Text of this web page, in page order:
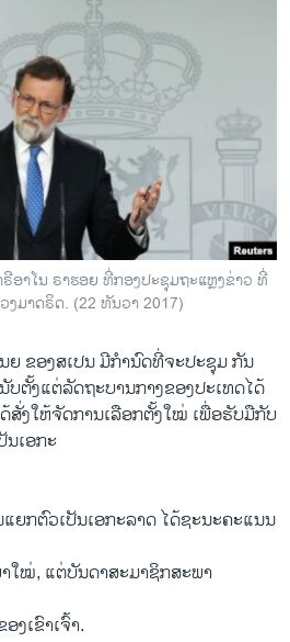
ອາໂນ ຣາຮອຍ ທີ່ກອງປະຊຸມຖະແຫຼງຂ່າວ ທີ່
ມາດຣິດ. (22 ທັນວາ 2017)
ຍ ຂອງສເປນ ມີກຳນົດທີ່ຈະປະຊຸມ ກັນ
ຕັ້ງແຕ່ລັດຖະບານກາງຂອງປະເທດໄດ້
ສັ່ງໃຫ້ຈັດການເລືອກຕັ້ງໃໝ່ ເພື່ອຮັບມືກັບ
ເອກະ
ກຕົວເປັນເອກະລາດ ໄດ້ຊະນະຄະແນນ
ໃໝ່, ແຕ່ບັນດາສະມາຊິກສະພາ
ງເຂົາເຈົ້າ.